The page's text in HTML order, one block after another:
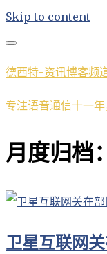
Skip to content
德西特-资讯博客频
专注语音通信十一
月度归档：
卫星互联网